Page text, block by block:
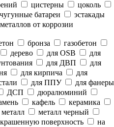
цистерны
цоколь
чугунные батареи
эстакады
от коррозии
бронза
газобетон
дерево для OSB
для
для ДВП
для
для кирпича
для
для ППУ
для фанеры
ДСП
дюралюминий
кафель
керамика
металл
металл черный
поверхность
на